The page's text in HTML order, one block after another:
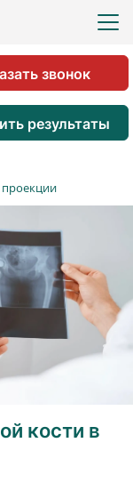
результаты
звонок
проекции
кости в